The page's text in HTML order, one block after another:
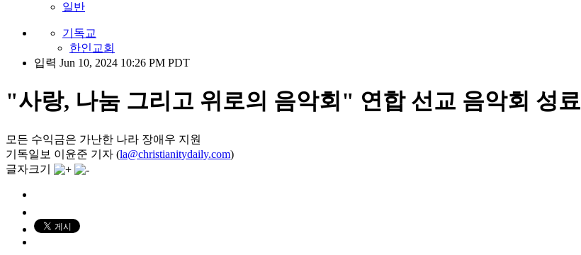
일반
기독교
한인교회
입력 Jun 10, 2024 10:26 PM PDT
"사랑, 나눔 그리고 위로의 음악회" 연합 선교 음악회 성료
모든 수익금은 가난한 나라 장애우 지원
기독일보 이윤준 기자 (la@christianitydaily.com)
글자크기